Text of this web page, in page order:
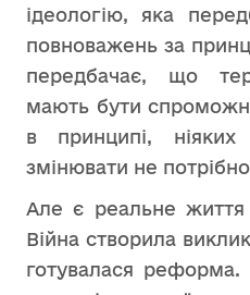
ідеологію, яка
повноважень за
передбачає, що
мають бути
в принципі, ніяких
змінювати не
Але є реальне життя
Війна створила
готувалася